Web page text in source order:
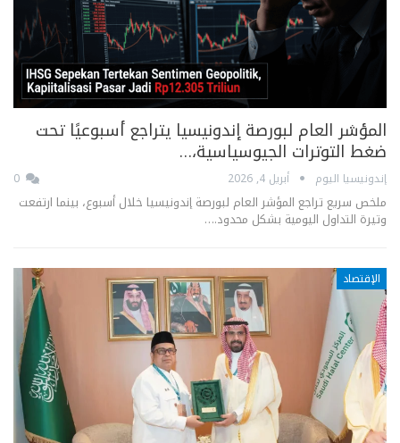
المؤشر العام لبورصة إندونيسيا يتراجع أسبوعيًا تحت
ضغط التوترات الجيوسياسية،…
إندونيسيا اليوم أبريل 4, 2026
ملخص سريع تراجع المؤشر العام لبورصة إندونيسيا خلال أسبوع، بينما ارتفعت
وتيرة التداول اليومية بشكل محدود.…
الإقتصاد